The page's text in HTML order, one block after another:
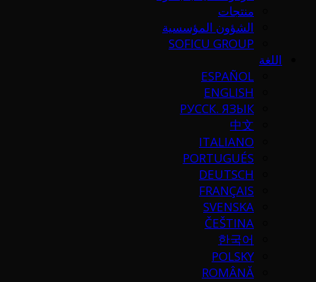
منتجات
الشؤون المؤسسية
SOFICU GROUP
اللغة
ESPAÑOL
ENGLISH
РУССК. ЯЗЫК
中文
ITALIANO
PORTUGUÉS
DEUTSCH
FRANÇAIS
SVENSKA
ČEŠTINA
한국어
POLSKY
ROMÂNĂ